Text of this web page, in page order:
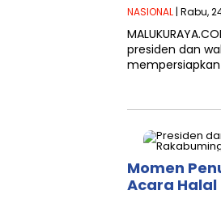
NASIONAL | Rabu,
presiden dan
mempersiapkan
Momen
Acara